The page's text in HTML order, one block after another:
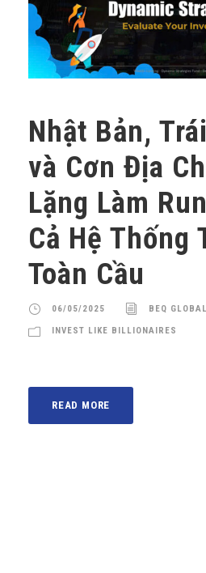
Nhật Bản,
và Cơn Địa
Lặng Làm
Cả Hệ Thống
Toàn Cầu
06/05/2025 BEQ
INVEST LIKE BILLIONAIRES
READ MORE